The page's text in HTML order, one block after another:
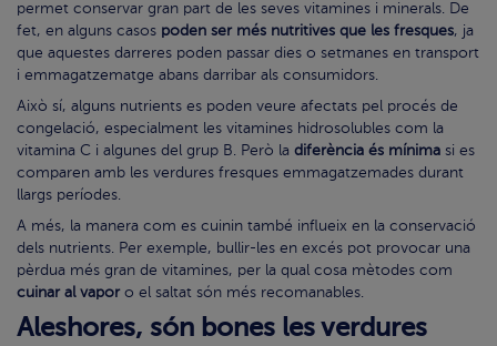
permet conservar gran part de les seves vitamines i minerals. De
fet, en alguns casos poden ser més nutritives que les fresques, ja
que aquestes darreres poden passar dies o setmanes en transport
i emmagatzematge abans darribar als consumidors.
Això sí, alguns nutrients es poden veure afectats pel procés de
congelació, especialment les vitamines hidrosolubles com la
vitamina C i algunes del grup B. Però la diferència és mínima si es
comparen amb les verdures fresques emmagatzemades durant
llargs períodes.
A més, la manera com es cuinin també influeix en la conservació
dels nutrients. Per exemple, bullir-les en excés pot provocar una
pèrdua més gran de vitamines, per la qual cosa mètodes com
cuinar al vaporo el saltat són més recomanables.
Aleshores, són bones les verdures